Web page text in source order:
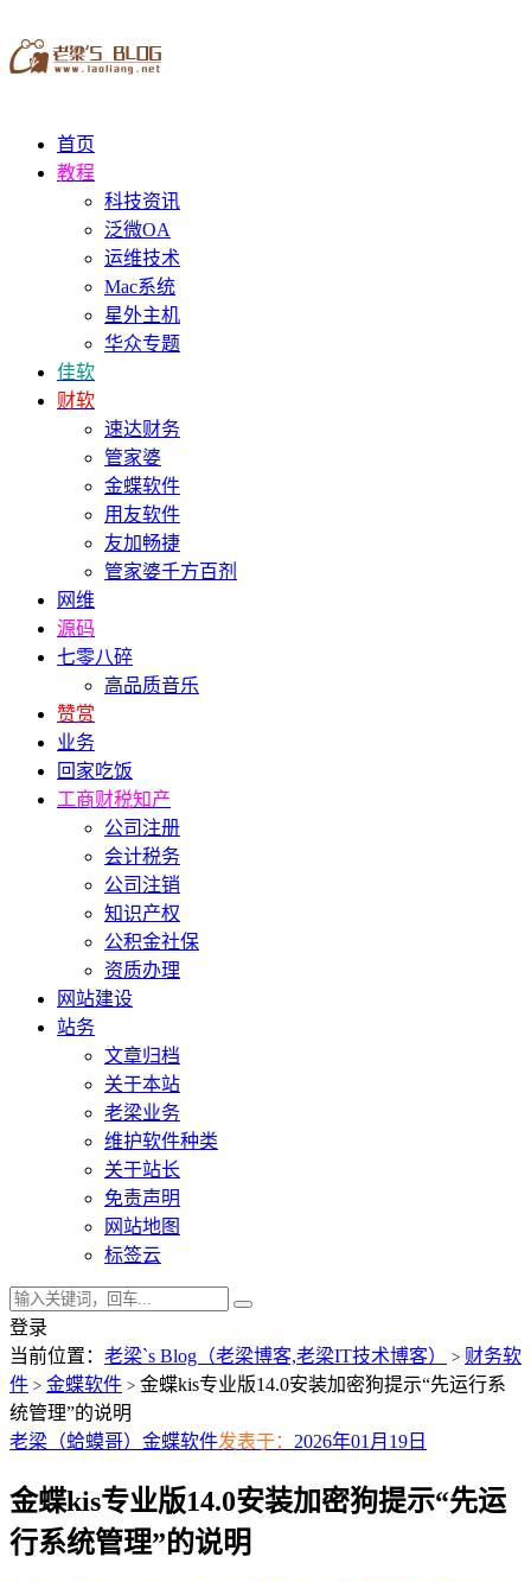
首页
教程
科技资讯
泛微OA
运维技术
Mac系统
星外主机
华众专题
佳软
财软
速达财务
管家婆
金蝶软件
用友软件
友加畅捷
管家婆千方百剂
网维
源码
七零八碎
高品质音乐
赞赏
业务
回家吃饭
工商财税知产
公司注册
会计税务
公司注销
知识产权
公积金社保
资质办理
网站建设
站务
文章归档
关于本站
老梁业务
维护软件种类
关于站长
免责声明
网站地图
标签云
登录
当前位置： 老梁`s Blog（老梁博客,老梁IT技术博客） > 财务软
件 > 金蝶软件 > 金蝶kis专业版14.0安装加密狗提示“先运行系
统管理”的说明
老梁（蛤蟆哥） 金蝶软件发表于： 2026年01月19日
金蝶kis专业版14.0安装加密狗提示“先运
行系统管理”的说明